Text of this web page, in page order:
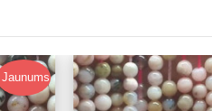
Jaunums